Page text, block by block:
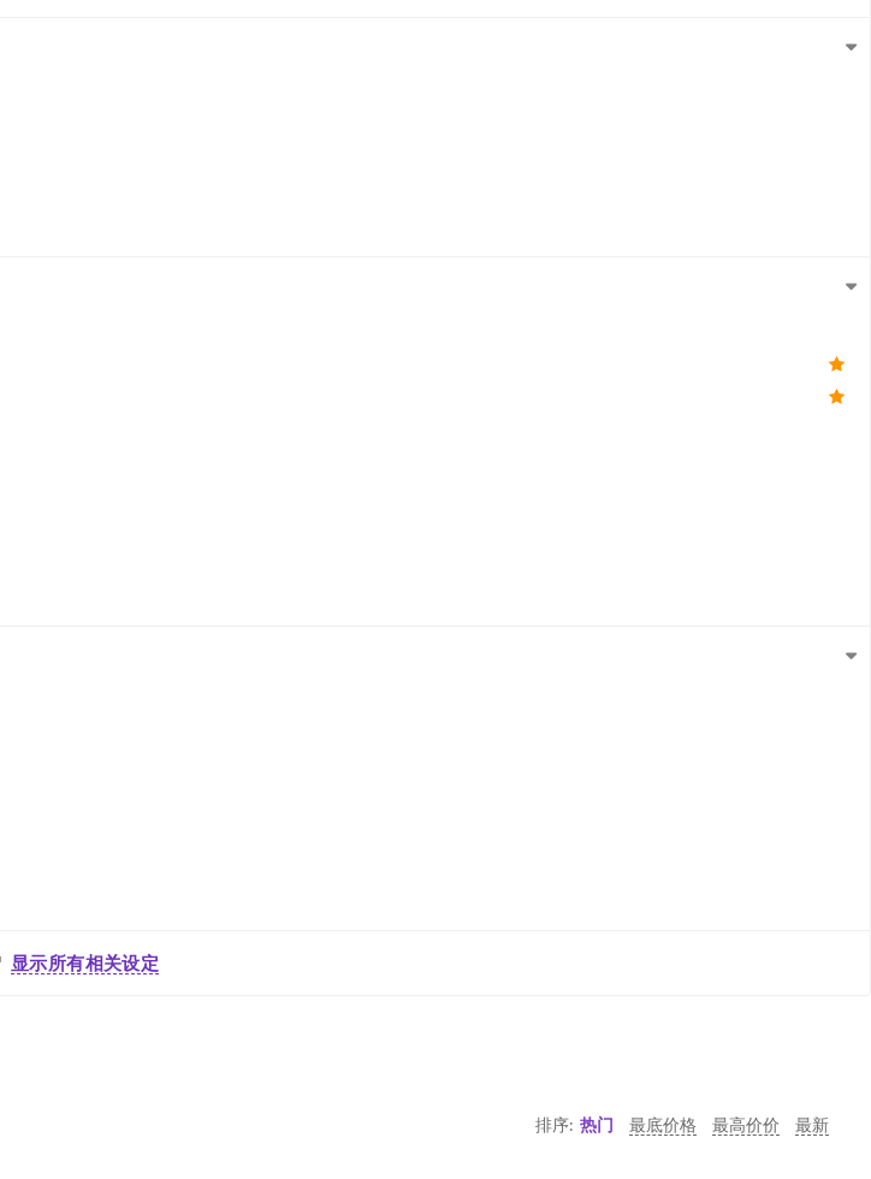
显示所有相关设定
排序: 热门 最底价格 最高价价 最新